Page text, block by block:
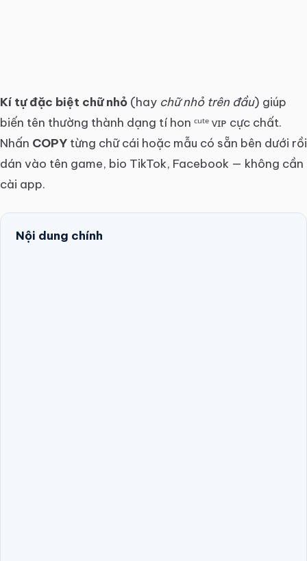
Kí tự đặc biệt chữ nhỏ (hay chữ nhỏ trên đầu) giúp
biến tên thường thành dạng tí hon ᶜᵘᵗᵉ ᴠɪᴘ cực chất.
Nhấn COPY từng chữ cái hoặc mẫu có sẵn bên dưới rồi
dán vào tên game, bio TikTok, Facebook — không cần
cài app.
Nội dung chính